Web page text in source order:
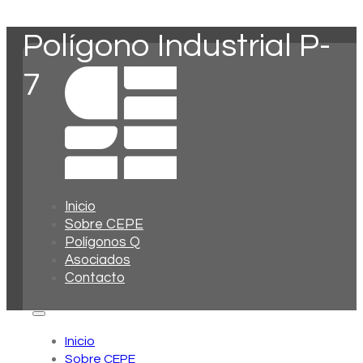
Inicio
Sobre CEPE
Polígonos Q
Asociados
Contacto
Inicio
Sobre CEPE
Polígono Industrial P-
7